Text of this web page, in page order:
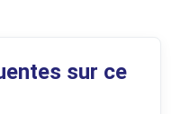
sur ce